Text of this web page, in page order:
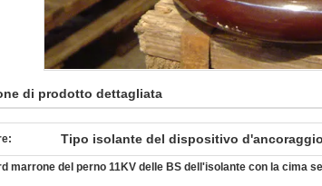
di prodotto dettagliata
Tipo isolante del dispositivo d'ancoraggio
marrone del perno 11KV delle BS dell'isolante con la cima